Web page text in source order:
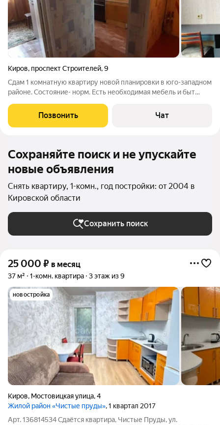
Киров, проспект Строителей,9
Сдам 1 комнатную квартиру новой планировки в юго-западном
районе. Состояние- норм. Есть необходимая мебель и быт
Развитая инфра-ра.
Позвонить Чат
Сохраняйте поиск и не упускайте
новые объявления
Снять квартиру, 1-комн., год постройки: от 2004 в
Кировской области
Сохранить поиск
25 000 ₽ в месяц
37 м² 1-комн. квартира 3 этаж из 9
новостройка
Киров, Мостовицкая улица,4
Жилой район «Чистые пруды», 1 квартал 2017
Арт. 136814534 Сдаётся квартира, Чистые Пруды, ул.